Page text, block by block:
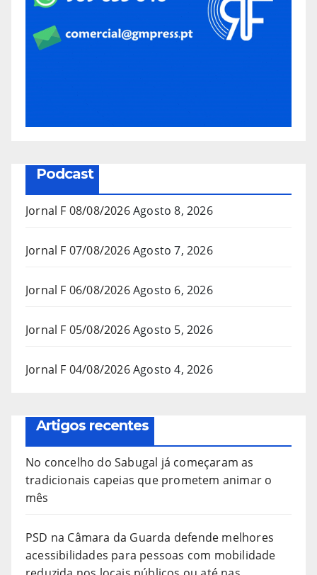
Podcast
Jornal F 08/08/2026Agosto 8, 2026
Jornal F 07/08/2026Agosto 7, 2026
Jornal F 06/08/2026Agosto 6, 2026
Jornal F 05/08/2026Agosto 5, 2026
Jornal F 04/08/2026Agosto 4, 2026
Artigos recentes
No concelho do Sabugal já começaram as
tradicionais capeias que prometem animar o
mês
PSD na Câmara da Guarda defende melhores
acessibilidades para pessoas com mobilidade